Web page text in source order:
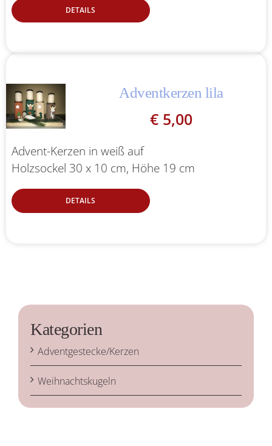
DETAILS
Adventkerzen lila
€5,00
Advent-Kerzen in weiß auf
Holzsockel 30 x 10 cm, Höhe 19 cm
DETAILS
Kategorien
Adventgestecke/Kerzen
Weihnachtskugeln